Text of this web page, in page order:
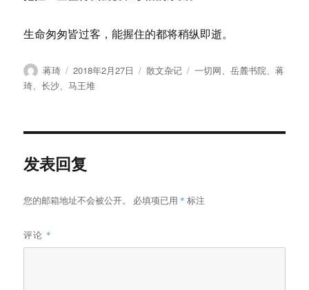
生命匆匆皆过客，能握住的都将稍纵即逝。
作
者
蒋琦
发
布
2018年2月27日
分
散文杂记
标
一切网、岳麓书院、蒋
琦、长沙、马王堆
发表回复
您的邮箱地址不会被公开。 必填项已用 * 标注
评论 *